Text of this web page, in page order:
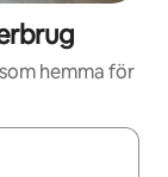
hemma för
med upp- och